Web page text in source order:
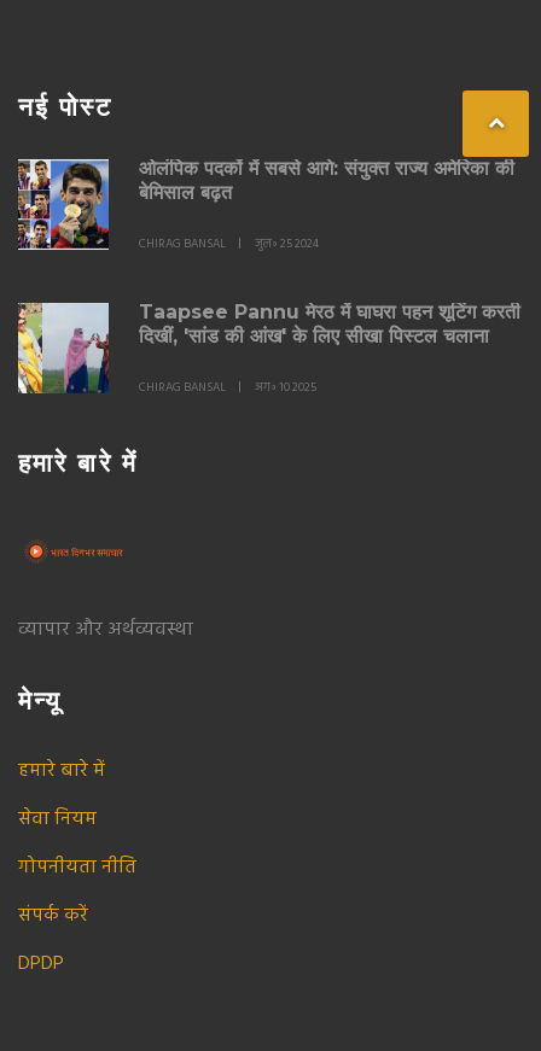
नई पोस्ट
ओलंपिक पदकों में सबसे आगे: संयुक्त राज्य अमेरिका की
बेमिसाल बढ़त
CHIRAG BANSAL जुल॰ 25 2024
Taapsee Pannu मेरठ में घाघरा पहन शूटिंग करती
दिखीं, 'सांड की आंख' के लिए सीखा पिस्टल चलाना
CHIRAG BANSAL अग॰ 10 2025
हमारे बारे में
व्यापार और अर्थव्यवस्था
मेन्यू
हमारे बारे में
सेवा नियम
गोपनीयता नीति
संपर्क करें
DPDP